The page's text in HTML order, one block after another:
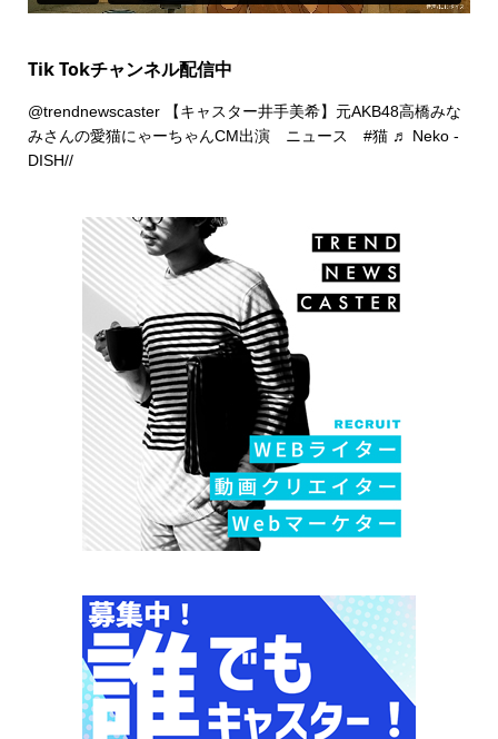
Tik Tokチャンネル配信中
@trendnewscaster【キャスター井手美希】元AKB48高橋みな
みさんの愛猫にゃーちゃんCM出演 ニュース #猫 ♬ Neko -
DISH//